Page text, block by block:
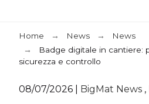
Home News
News
Badge digitale in cantiere:
sicurezza e controllo
08/07/2026 BigMat News ,